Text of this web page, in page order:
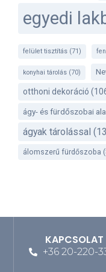
egyedi
felület tisztítás (71)
konyhai tárolás (70)
otthoni dekoráció
ágy- és fürdőszobai
ágyak tárolással
álomszerű fürdőszoba
KAPCSOLAT
+36 20-220-